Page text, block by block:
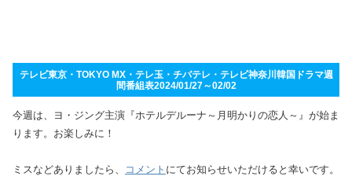
テレビ東京・TOKYO MX・テレ玉・チバテレ・テレビ神奈川韓国ドラマ週
間番組表2024/01/27～02/02
今週は、ヨ・ジング主演『ホテルデルーナ～月明かりの恋人～』が始ま
ります。お楽しみに！
ミスなどありましたら、 コメント にてお知らせいただけると幸いです。